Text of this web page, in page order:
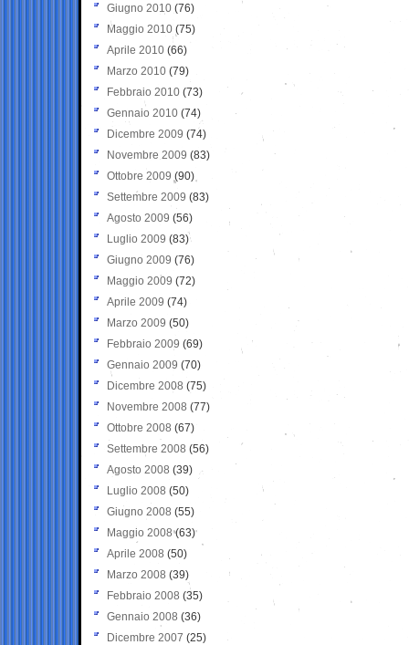
Giugno 2010 (76)
Maggio 2010 (75)
Aprile 2010 (66)
Marzo 2010 (79)
Febbraio 2010 (73)
Gennaio 2010 (74)
Dicembre 2009 (74)
Novembre 2009 (83)
Ottobre 2009 (90)
Settembre 2009 (83)
Agosto 2009 (56)
Luglio 2009 (83)
Giugno 2009 (76)
Maggio 2009 (72)
Aprile 2009 (74)
Marzo 2009 (50)
Febbraio 2009 (69)
Gennaio 2009 (70)
Dicembre 2008 (75)
Novembre 2008 (77)
Ottobre 2008 (67)
Settembre 2008 (56)
Agosto 2008 (39)
Luglio 2008 (50)
Giugno 2008 (55)
Maggio 2008(63)
Aprile 2008 (50)
Marzo 2008 (39)
Febbraio 2008 (35)
Gennaio 2008 (36)
Dicembre 2007 (25)